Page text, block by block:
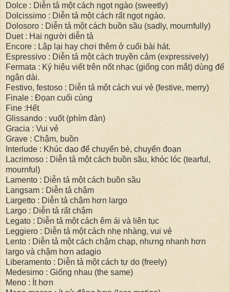
Dolce : Diễn tả một cách ngọt ngào (sweetly)
Dolcissimo : Diễn tả một cách rất ngọt ngào.
Dolosoro : Diễn tả một cách buồn sầu (sadly, mournfully)
Duet : Hai người diễn tả
Encore : Lập lại hay chơi thêm ở cuối bài hát.
Espressivo : Diễn tả một cách truyền cảm (expressively)
Fermata : Ký hiệu viết trên nốt nhạc (giống con mắt) dùng để
ngân dài.
Festivo, festoso : Diễn tả một cách vui vẻ (festive, merry)
Finale : Đọan cuối cùng
Fine :Hết
Glissando : vuốt (phím đàn)
Gracia : Vui vẻ
Grave : Chậm, buồn
Interlude : Khúc dạo để chuyển bè, chuyển đoạn
Lacrimoso : Diễn tả một cách buồn sầu, khóc lóc (tearful,
mournful)
Lamento : Diễn tả một cách buồn sầu
Langsam : Diễn tả chậm
Largetto : Diễn tả chậm hơn largo
Largo : Diễn tả rất chậm
Legato : Diễn tả một cách êm ái và liên tục
Leggiero : Diễn tả một cách nhẹ nhàng, vui vẻ
Lento : Diễn tả một cách chậm chạp, nhưng nhanh hơn
largo và chậm hơn adagio
Liberamento : Diễn tả một cách tự do (freely)
Medesimo : Giống nhau (the same)
Meno : Ít hơn